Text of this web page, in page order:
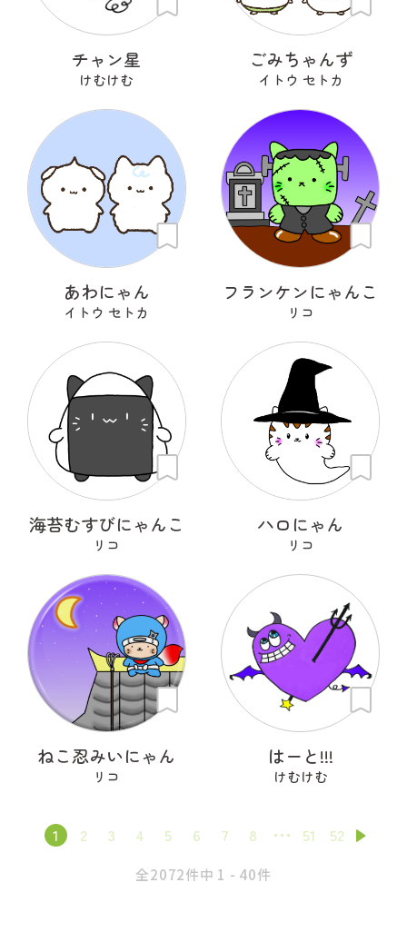
チャン星
けむけむ
ごみちゃんず
イトウ セトカ
あわにゃん
イトウ セトカ
フランケンにゃんこ
リコ
海苔むすびにゃんこ
リコ
ハロにゃん
リコ
ねこ忍みいにゃん
リコ
はーと!!!
けむけむ
1 2 3 4 5 6 7 8 51 52
全2072件中 1 - 40件